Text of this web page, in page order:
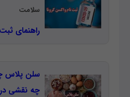
سلامت
راهنمای
سلن
چه نقشی در